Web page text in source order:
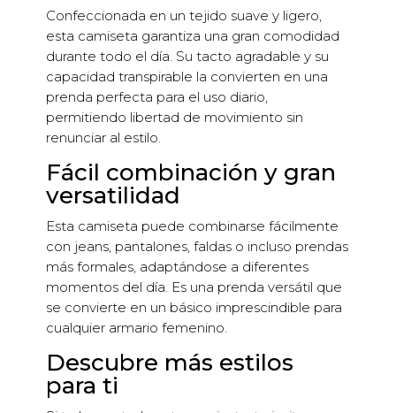
Confeccionada en un tejido suave y ligero,
esta camiseta garantiza una gran comodidad
durante todo el día. Su tacto agradable y su
capacidad transpirable la convierten en una
prenda perfecta para el uso diario,
permitiendo libertad de movimiento sin
renunciar al estilo.
Fácil combinación y gran
versatilidad
Esta camiseta puede combinarse fácilmente
con jeans, pantalones, faldas o incluso prendas
más formales, adaptándose a diferentes
momentos del día. Es una prenda versátil que
se convierte en un básico imprescindible para
cualquier armario femenino.
Descubre más estilos
para ti